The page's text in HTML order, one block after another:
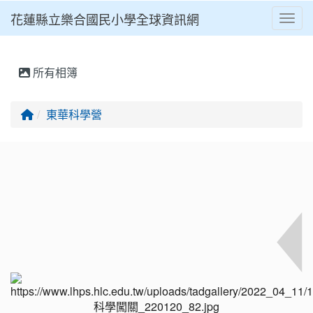
⏸
花蓮縣立樂合國民小學全球資訊網
所有相簿
回首頁
東華科學營